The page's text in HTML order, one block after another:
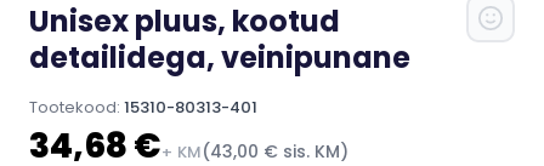
Unisex pluus, kootud
detailidega, veinipunane
Tootekood: 15310-80313-401
34,68 €+ KM(43,00 € sis. KM)